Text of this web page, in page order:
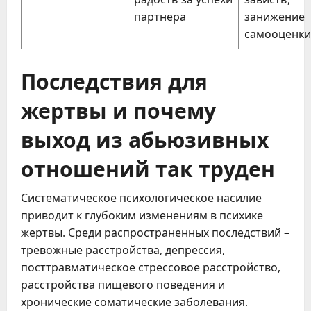
партнера
занижение
самооценки
Последствия для
жертвы и почему
выход из абьюзивных
отношений так труден
Систематическое психологическое насилие
приводит к глубоким изменениям в психике
жертвы. Среди распространенных последствий –
тревожные расстройства, депрессия,
посттравматическое стрессовое расстройство,
расстройства пищевого поведения и
хронические соматические заболевания.